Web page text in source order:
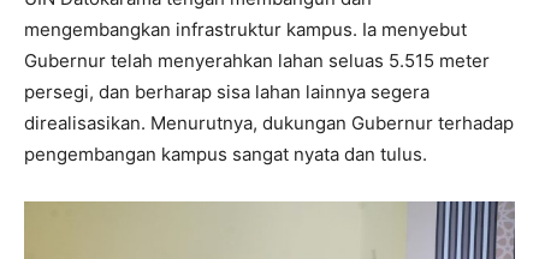
mengembangkan infrastruktur kampus. Ia menyebut
Gubernur telah menyerahkan lahan seluas 5.515 meter
persegi, dan berharap sisa lahan lainnya segera
direalisasikan. Menurutnya, dukungan Gubernur terhadap
pengembangan kampus sangat nyata dan tulus.